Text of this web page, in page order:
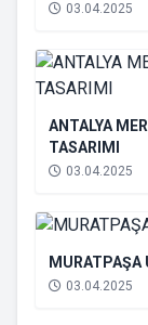
03.04.2025
ANTALYA
TASARIMI
03.04.2025
MURATPAŞA
03.04.2025